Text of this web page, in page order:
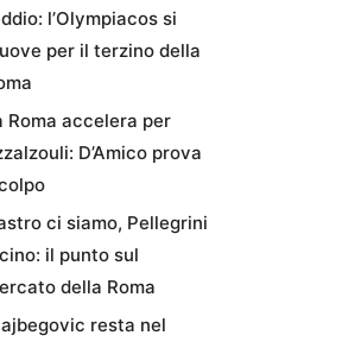
l’Olympiacos si
per il terzino della
Roma accelera per
D’Amico prova
ci siamo, Pellegrini
il punto sul
della Roma
resta nel